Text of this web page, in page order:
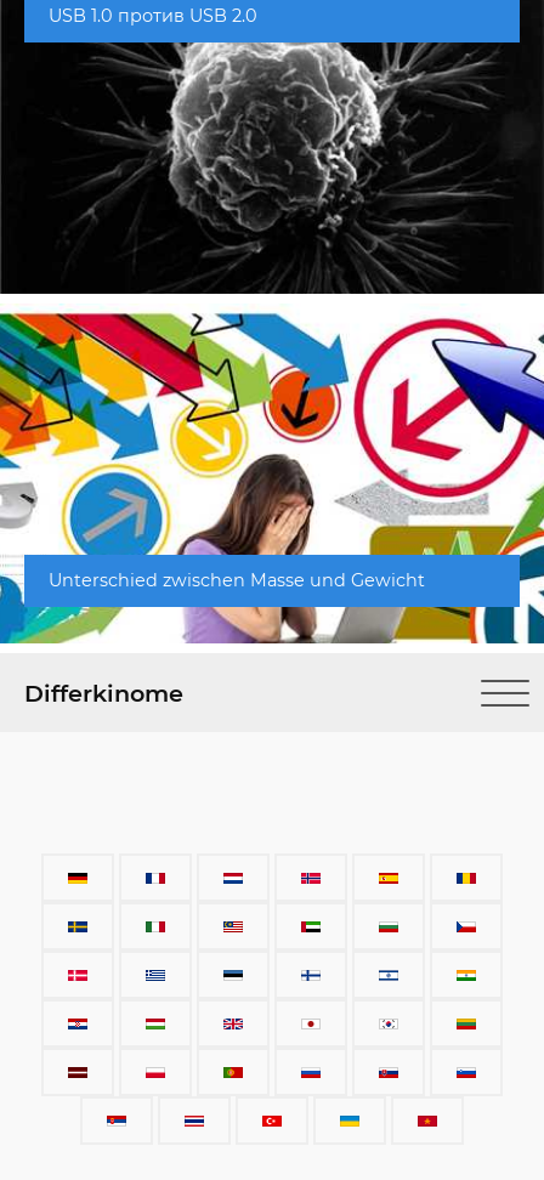
USB 1.0 против USB 2.0
Unterschied zwischen Masse und Gewicht
Differkinome